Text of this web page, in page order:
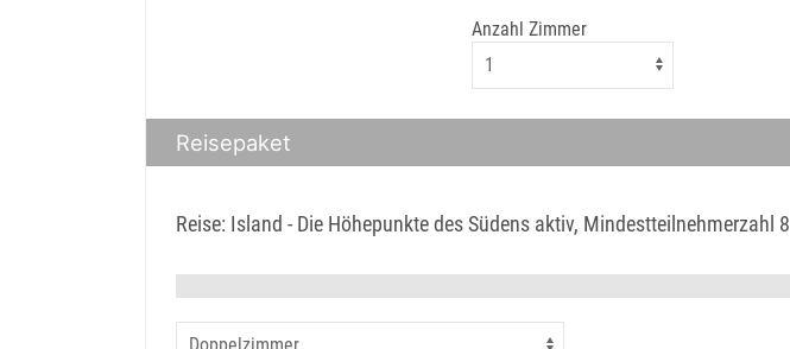
Anzahl Zimmer
Reisepaket
Reise: Island - Die Höhepunkte des Südens aktiv, Mindestteilnehmerzahl 8